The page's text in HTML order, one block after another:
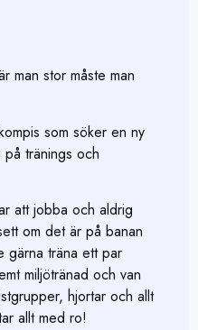
man stor måste man
som söker en ny
tränings och
att jobba och aldrig
om det är på banan
gärna träna ett par
miljötränad och van
hjortar och allt
allt med ro!